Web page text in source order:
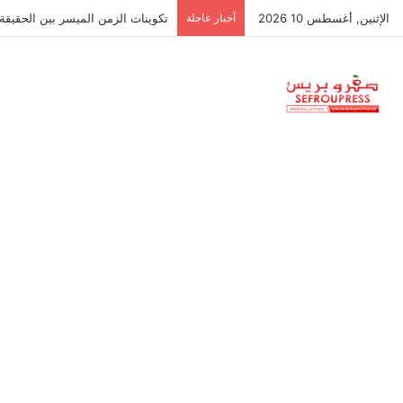
الإثنين, أغسطس 10 2026 أخبار عاجلة وداد صفرو يتعاقد رسمياً مع الإطار